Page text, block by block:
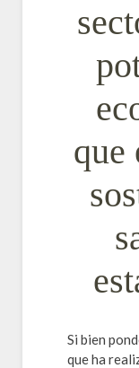
que
Si bien
que ha